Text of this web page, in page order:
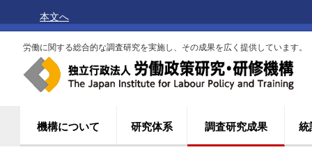
本文へ
労働に関する総合的な調査研究を実施し、その成果を広く提供しています。
機構について 研究体系 調査研究成果 統